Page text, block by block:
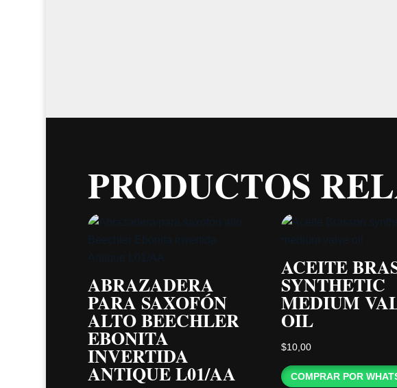
PRODUCTOS
ABRAZADERA
PARA SAXOFÓN
ALTO BEECHLER
EBONITA
INVERTIDA
ANTIQUE L01/AA
ACEITE
SYNTHETIC
MEDIUM
OIL
$10,00
COMPRAR POR